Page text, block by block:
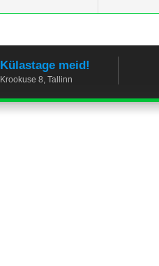
Külastage meid!
Krookuse 8, Tallinn